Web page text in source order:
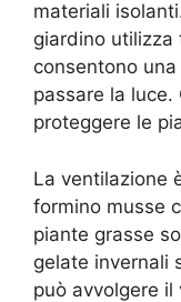
materiali
giardino utilizza
consentono
passare la
proteggere le
La ventilazione
formino musse
piante grasse
gelate invernali
può avvolgere il